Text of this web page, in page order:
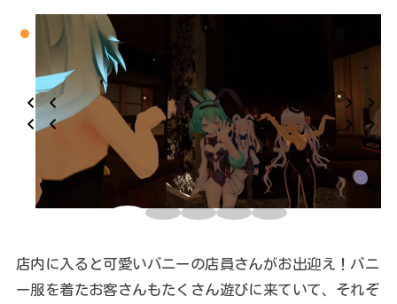
店内に入ると可愛いバニーの店員さんがお出迎え！バニ
ー服を着たお客さんもたくさん遊びに来ていて、それぞ